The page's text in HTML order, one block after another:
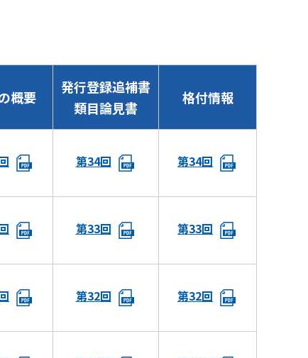
概要
発行登録追補書
類目論見書
格付情報
第34回 第34回
第33回 第33回
第32回 第32回